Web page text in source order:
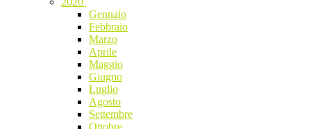
Gennaio
Febbraio
Marzo
Aprile
Maggio
Giugno
Luglio
Agosto
Settembre